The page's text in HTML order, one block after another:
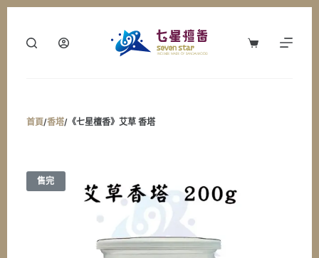
購
首頁/香塔/《七星檀香》艾草 香塔
售完